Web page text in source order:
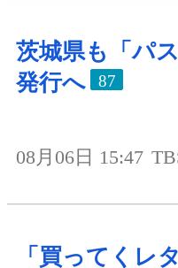
茨城県も「パ
発行へ
87
08月06日 15:47
「買ってくレ